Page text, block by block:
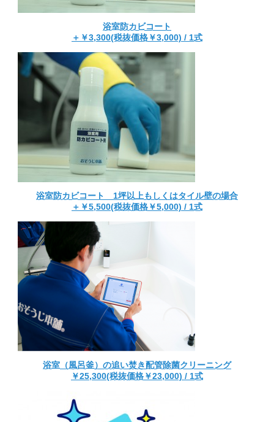
浴室防カビコート
＋￥3,300(税抜価格￥3,000) / 1式
浴室防カビコート 1坪以上もしくはタイル壁の場合
＋￥5,500(税抜価格￥5,000) / 1式
浴室（風呂釜）の追い焚き配管除菌クリーニング
￥25,300(税抜価格￥23,000) / 1式